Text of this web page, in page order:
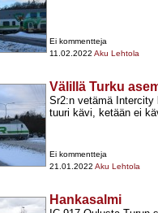
Ei kommentteja
11.02.2022 Aku Lehtola
Välillä Turku
Sr2:n vetämä
tuuri kävi, ketään ei
Ei kommentteja
21.01.2022 Aku Lehtola
Hankasalmi